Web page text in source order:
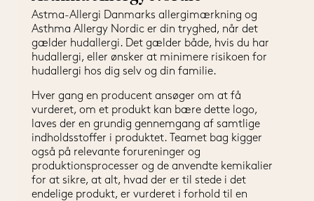
Astma-Allergi Danmarks allergimærkning og
Asthma Allergy Nordic er din tryghed, når det
gælder hudallergi. Det gælder både, hvis du har
hudallergi, eller ønsker at minimere risikoen for
hudallergi hos dig selv og din familie.
Hver gang en producent ansøger om at få
vurderet, om et produkt kan bære dette logo,
laves der en grundig gennemgang af samtlige
indholdsstoffer i produktet. Teamet bag kigger
også på relevante forureninger og
produktionsprocesser og de anvendte kemikalier
for at sikre, at alt, hvad der er til stede i det
endelige produkt, er vurderet i forhold til en